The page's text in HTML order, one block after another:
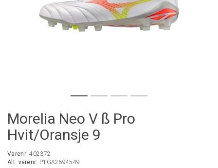
Morelia Neo V ß Pro
Hvit/Oransje 9
Varenr:402372
Alt. varenr: P1GA2694549